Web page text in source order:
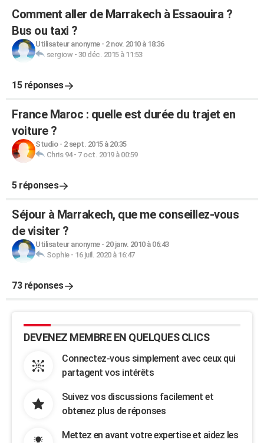
Comment aller de Marrakech à Essaouira ?
Bus ou taxi ?
Utilisateur anonyme- 2 nov. 2010 à 18:36
sergiow- 30 déc. 2015 à 11:53
15 réponses
France Maroc : quelle est durée du trajet en
voiture ?
Studio- 2 sept. 2015 à 20:35
Chris 94- 7 oct. 2019 à 00:59
5 réponses
Séjour à Marrakech, que me conseillez-vous
de visiter ?
Utilisateur anonyme- 20 janv. 2010 à 06:43
Sophie- 16 juil. 2020 à 16:47
73 réponses
DEVENEZ MEMBRE EN QUELQUES CLICS
Connectez-vous simplement avec ceux qui
partagent vos intérêts
Suivez vos discussions facilement et
obtenez plus de réponses
Mettez en avant votre expertise et aidez les